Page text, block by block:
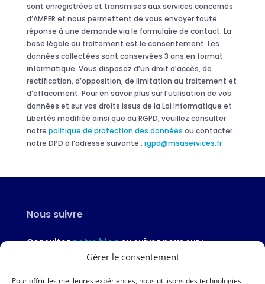
Gérer le consentement
Pour offrir les meilleures expériences, nous utilisons des technologies
sont enregistrées et transmises aux services concernés
d’AMPER et nous permettent de vous envoyer toute
réponse à une demande via le formulaire de contact. La
base légale du traitement est le consentement. Les
données collectées sont conservées 3 ans en format
informatique. Vous disposez d’un droit d’accès, de
rectification, d’opposition, de limitation au traitement et
d’effacement. Pour en savoir plus sur l’utilisation de vos
données et sur vos droits issus de la Loi Informatique et
Libertés modifiée ainsi que du RGPD, veuillez consulter
notre politique de protection des données ou contacter
notre DPD à l’adresse suivante : rgpd@msaservices.fr
Nous suivre
Consulteznotre blogou suivez nous sur :